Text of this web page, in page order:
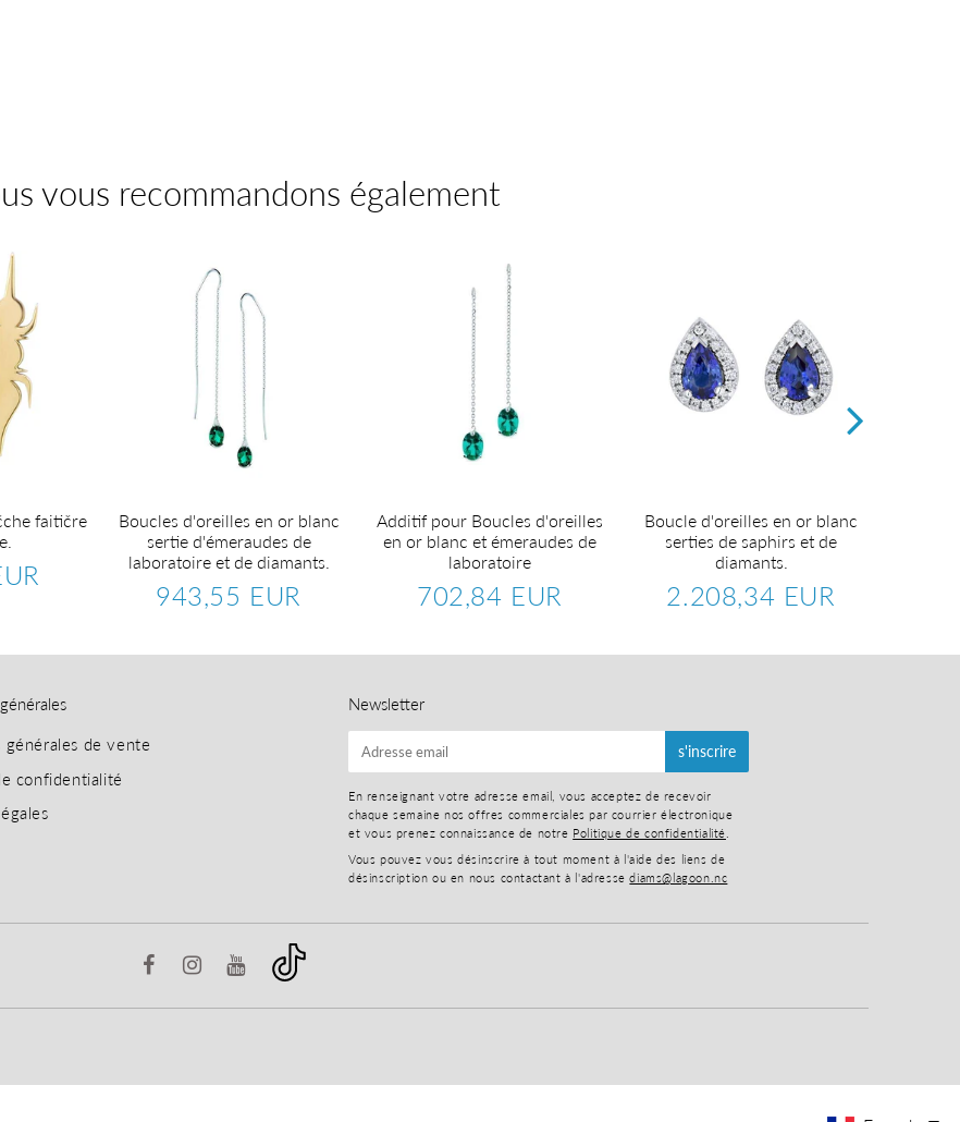
vous recommandons également
faitičre
Boucles d'oreilles en or blanc
sertie d'émeraudes de
laboratoire et de diamants.
Prix
943,55 EUR
Additif pour Boucles d'oreilles
en or blanc et émeraudes de
laboratoire
Prix
702,84 EUR
Boucle d'oreilles en or blanc
serties de saphirs et de
diamants.
Prix
2.208,34 EUR
générales de vente
confidentialité
Newsletter
E-
mail
s'inscrire
En renseignant votre adresse email, vous acceptez de recevoir
chaque semaine nos offres commerciales par courrier électronique
et vous prenez connaissance de notre Politique de confidentialité
Vous pouvez vous désinscrire à tout moment à l'aide des liens de
désinscription ou en nous contactant à l'adressediams@lagoon.nc